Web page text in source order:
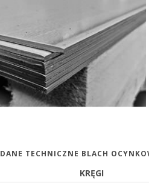
DANE TECHNICZNE BLACH
KRĘGI